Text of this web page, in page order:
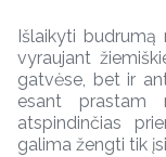
Išlaikyti budrumą
vyraujant
gatvėse, bet ir
esant prastam
atspindinčias
galima žengti tik